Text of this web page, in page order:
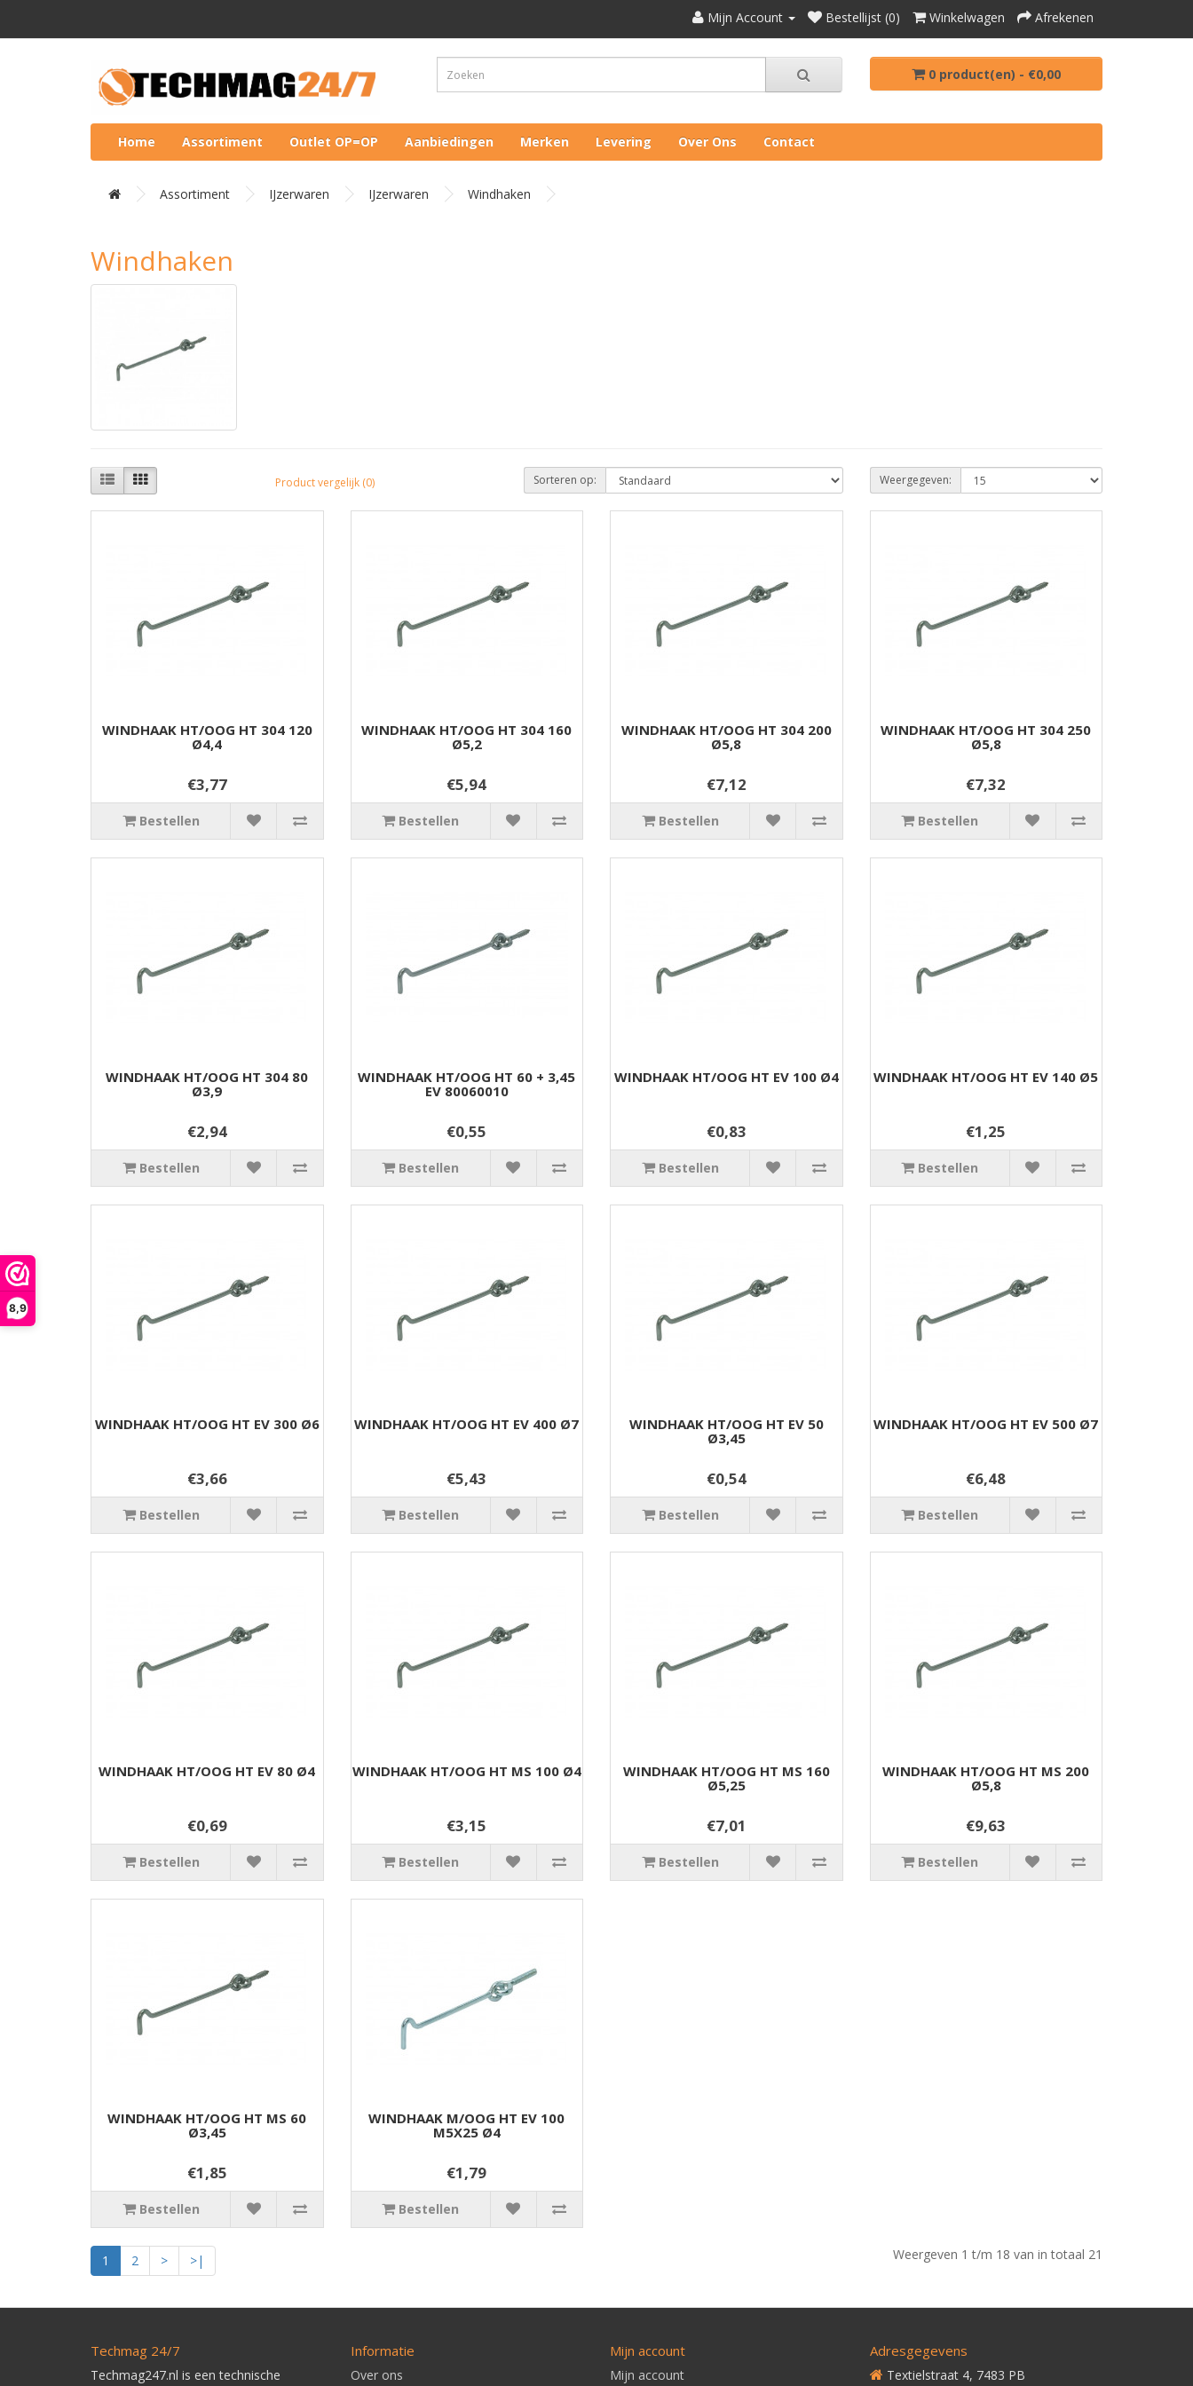
8,9
Mijn Account Bestellijst (0) Winkelwagen Afrekenen
0 product(en) - €0,00
Home Assortiment Outlet OP=OP Aanbiedingen Merken Levering Over Ons Contact
Assortiment IJzerwaren IJzerwaren Windhaken
Windhaken
Product vergelijk (0) Sorteren op: Weergegeven:
WINDHAAK HT/OOG HT 304 120
Ø4,4
€3,77
Bestellen
WINDHAAK HT/OOG HT 304 160
Ø5,2
€5,94
Bestellen
WINDHAAK HT/OOG HT 304 200
Ø5,8
€7,12
Bestellen
WINDHAAK HT/OOG HT 304 250
Ø5,8
€7,32
Bestellen
WINDHAAK HT/OOG HT 304 80
Ø3,9
€2,94
Bestellen
WINDHAAK HT/OOG HT 60 + 3,45
EV 80060010
€0,55
Bestellen
WINDHAAK HT/OOG HT EV 100 Ø4
€0,83
Bestellen
WINDHAAK HT/OOG HT EV 140 Ø5
€1,25
Bestellen
WINDHAAK HT/OOG HT EV 300 Ø6
€3,66
Bestellen
WINDHAAK HT/OOG HT EV 400 Ø7
€5,43
Bestellen
WINDHAAK HT/OOG HT EV 50
Ø3,45
€0,54
Bestellen
WINDHAAK HT/OOG HT EV 500 Ø7
€6,48
Bestellen
WINDHAAK HT/OOG HT EV 80 Ø4
€0,69
Bestellen
WINDHAAK HT/OOG HT MS 100 Ø4
€3,15
Bestellen
WINDHAAK HT/OOG HT MS 160
Ø5,25
€7,01
Bestellen
WINDHAAK HT/OOG HT MS 200
Ø5,8
€9,63
Bestellen
WINDHAAK HT/OOG HT MS 60
Ø3,45
€1,85
Bestellen
WINDHAAK M/OOG HT EV 100
M5X25 Ø4
€1,79
Bestellen
1 2 > >| Weergeven 1 t/m 18 van in totaal 21
Techmag 24/7
Techmag247.nl is een technische
Informatie
Over ons
Mijn account
Mijn account
Adresgegevens
Textielstraat 4, 7483 PB